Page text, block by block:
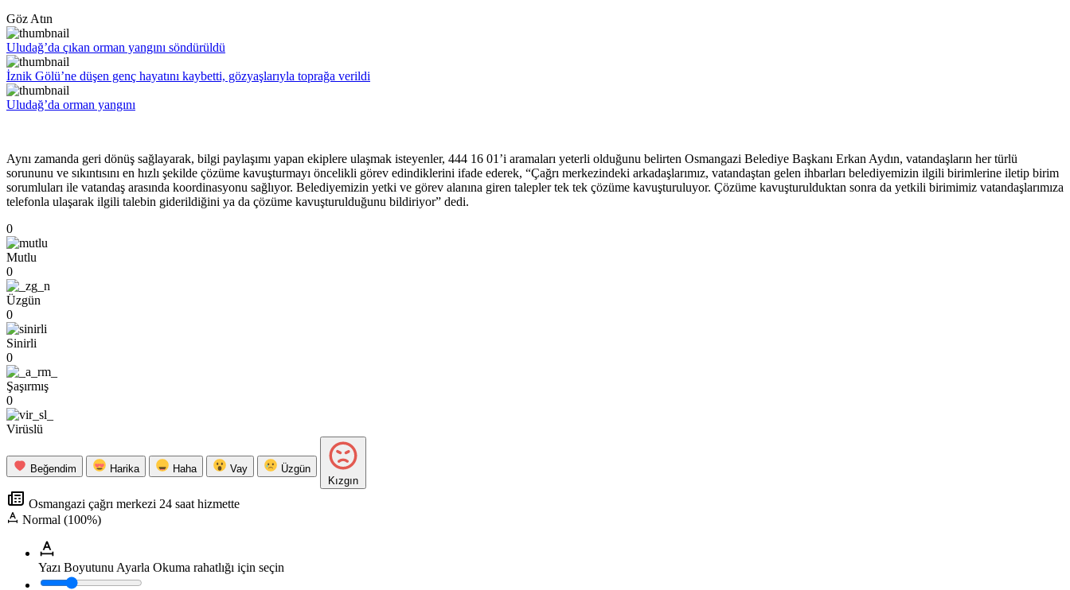
Göz Atın
Uludağ’da çıkan orman yangını söndürüldü
İznik Gölü’ne düşen genç hayatını kaybetti, gözyaşlarıyla toprağa verildi
Uludağ’da orman yangını
Aynı zamanda geri dönüş sağlayarak, bilgi paylaşımı yapan ekiplere ulaşmak isteyenler, 444 16 01’i aramaları yeterli olduğunu belirten Osmangazi Belediye Başkanı Erkan Aydın, vatandaşların her türlü
sorununu ve sıkıntısını en hızlı şekilde çözüme kavuşturmayı öncelikli görev edindiklerini ifade ederek, “Çağrı merkezindeki arkadaşlarımız, vatandaştan gelen ihbarları belediyemizin ilgili birimlerine iletip birim
sorumluları ile vatandaş arasında koordinasyonu sağlıyor. Belediyemizin yetki ve görev alanına giren talepler tek tek çözüme kavuşturuluyor. Çözüme kavuşturulduktan sonra da yetkili birimimiz vatandaşlarımıza
telefonla ulaşarak ilgili talebin giderildiğini ya da çözüme kavuşturulduğunu bildiriyor” dedi.
0
Mutlu
0
Üzgün
0
Sinirli
0
Şaşırmış
0
Virüslü
Beğendim Harika Haha Vay
Üzgün
Kızgın
Osmangazi çağrı merkezi 24 saat hizmette
Normal (100%)
Yazı Boyutunu Ayarla Okuma rahatlığı için seçin